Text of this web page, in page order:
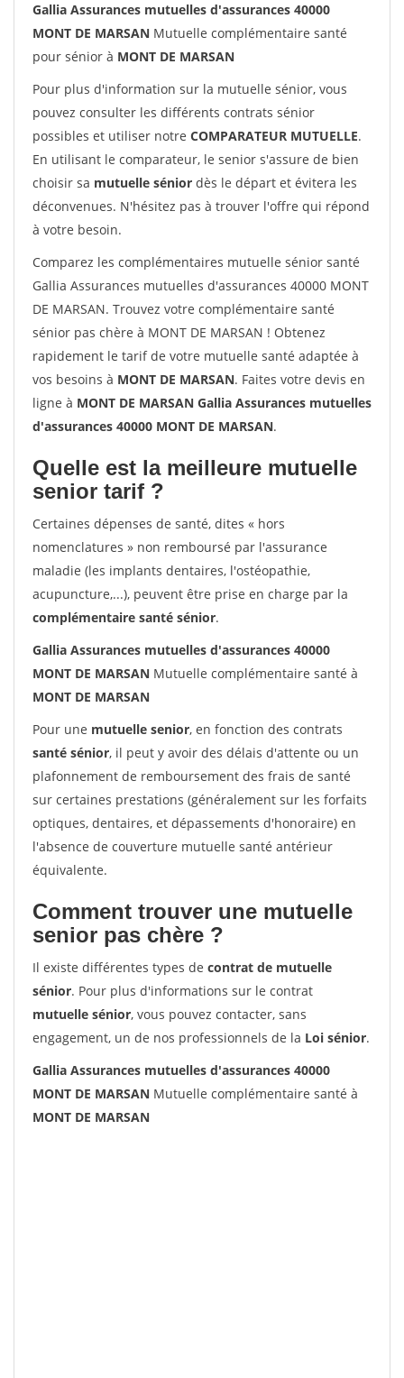
Gallia Assurances mutuelles d'assurances 40000
MONT DE MARSAN Mutuelle complémentaire santé
pour sénior à MONT DE MARSAN
Pour plus d'information sur la mutuelle sénior, vous
pouvez consulter les différents contrats sénior
possibles et utiliser notre COMPARATEUR MUTUELLE.
En utilisant le comparateur, le senior s'assure de bien
choisir sa mutuelle sénior dès le départ et évitera les
déconvenues. N'hésitez pas à trouver l'offre qui répond
à votre besoin.
Comparez les complémentaires mutuelle sénior santé
Gallia Assurances mutuelles d'assurances 40000 MONT
DE MARSAN. Trouvez votre complémentaire santé
sénior pas chère à MONT DE MARSAN ! Obtenez
rapidement le tarif de votre mutuelle santé adaptée à
vos besoins à MONT DE MARSAN. Faites votre devis en
ligne à MONT DE MARSAN Gallia Assurances mutuelles
d'assurances 40000 MONT DE MARSAN.
Quelle est la meilleure mutuelle
senior tarif ?
Certaines dépenses de santé, dites « hors
nomenclatures » non remboursé par l'assurance
maladie (les implants dentaires, l'ostéopathie,
acupuncture,...), peuvent être prise en charge par la
complémentaire santé sénior.
Gallia Assurances mutuelles d'assurances 40000
MONT DE MARSAN Mutuelle complémentaire santé à
MONT DE MARSAN
Pour une mutuelle senior, en fonction des contrats
santé sénior, il peut y avoir des délais d'attente ou un
plafonnement de remboursement des frais de santé
sur certaines prestations (généralement sur les forfaits
optiques, dentaires, et dépassements d'honoraire) en
l'absence de couverture mutuelle santé antérieur
équivalente.
Comment trouver une mutuelle
senior pas chère ?
Il existe différentes types de contrat de mutuelle
sénior. Pour plus d'informations sur le contrat
mutuelle sénior, vous pouvez contacter, sans
engagement, un de nos professionnels de la Loi sénior.
Gallia Assurances mutuelles d'assurances 40000
MONT DE MARSAN Mutuelle complémentaire santé à
MONT DE MARSAN